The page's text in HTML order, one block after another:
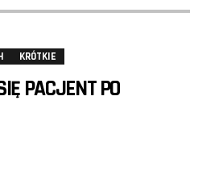
KRÓTKIE
PACJENT PO